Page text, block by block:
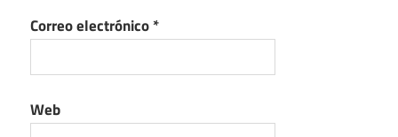
Correo electrónico*
Web